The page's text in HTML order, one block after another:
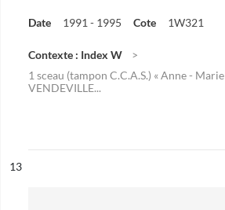
Date 1991 - 1995 Cote 1W321
Contexte : Index W
1 sceau (tampon C.C.A.S.) « Anne - Marie
VENDEVILLE...
n°
13